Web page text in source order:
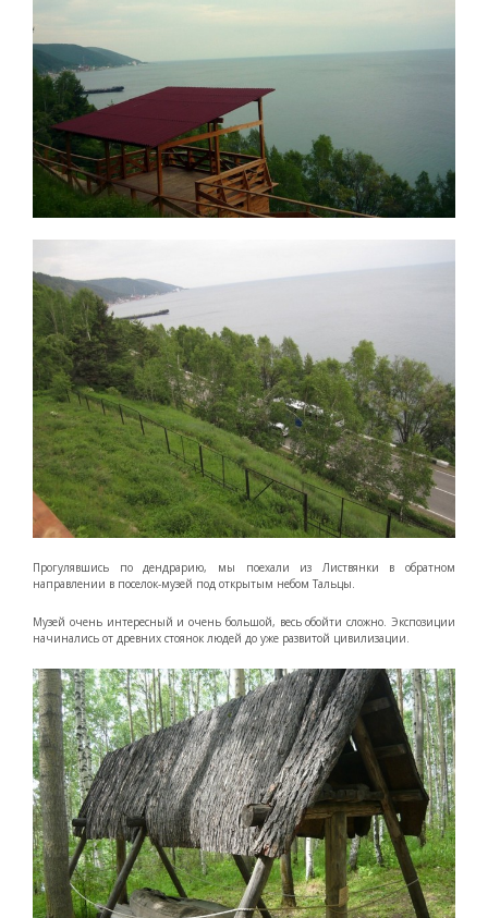
Прогулявшись по дендрарию, мы поехали из Листвянки в обратном
направлении в поселок-музей под открытым небом Тальцы.
Музей очень интересный и очень большой, весь обойти сложно. Экспозиции
начинались от древних стоянок людей до уже развитой цивилизации.